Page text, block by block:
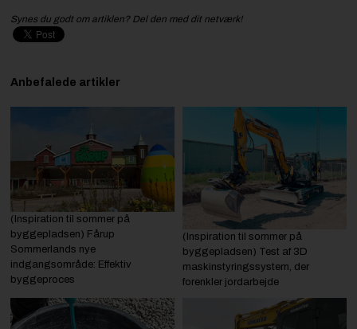
Synes du godt om artiklen? Del den med dit netværk!
Anbefalede artikler
(Inspiration til sommer på
byggepladsen) Fårup
Sommerlands nye
indgangsområde: Effektiv
byggeproces
(Inspiration til sommer på
byggepladsen) Test af 3D
maskinstyringssystem, der
forenkler jordarbejde